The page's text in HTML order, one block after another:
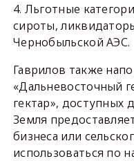
4. Льготные
сироты,
Чернобыльской АЭС.
Гаврилов также
«Дальневосточный
гектар», доступных
Земля
бизнеса или
использоваться по